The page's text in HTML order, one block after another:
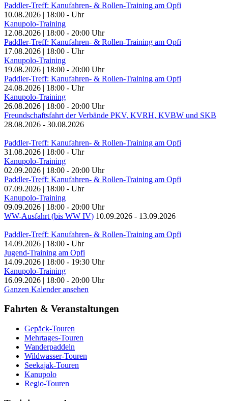
Paddler-Treff: Kanufahren- & Rollen-Training am Opfi
10.08.2026 | 18:00 - Uhr
Kanupolo-Training
12.08.2026 | 18:00 - 20:00 Uhr
Paddler-Treff: Kanufahren- & Rollen-Training am Opfi
17.08.2026 | 18:00 - Uhr
Kanupolo-Training
19.08.2026 | 18:00 - 20:00 Uhr
Paddler-Treff: Kanufahren- & Rollen-Training am Opfi
24.08.2026 | 18:00 - Uhr
Kanupolo-Training
26.08.2026 | 18:00 - 20:00 Uhr
Freundschaftsfahrt der Verbände PKV, KVRH, KVBW und SKB
28.08.2026 - 30.08.2026
Paddler-Treff: Kanufahren- & Rollen-Training am Opfi
31.08.2026 | 18:00 - Uhr
Kanupolo-Training
02.09.2026 | 18:00 - 20:00 Uhr
Paddler-Treff: Kanufahren- & Rollen-Training am Opfi
07.09.2026 | 18:00 - Uhr
Kanupolo-Training
09.09.2026 | 18:00 - 20:00 Uhr
WW-Ausfahrt (bis WW IV) 10.09.2026 - 13.09.2026
Paddler-Treff: Kanufahren- & Rollen-Training am Opfi
14.09.2026 | 18:00 - Uhr
Jugend-Training am Opfi
14.09.2026 | 18:00 - 19:30 Uhr
Kanupolo-Training
16.09.2026 | 18:00 - 20:00 Uhr
Ganzen Kalender ansehen
Fahrten & Veranstaltungen
Gepäck-Touren
Mehrtages-Touren
Wanderpaddeln
Wildwasser-Touren
Seekajak-Touren
Kanupolo
Regio-Touren